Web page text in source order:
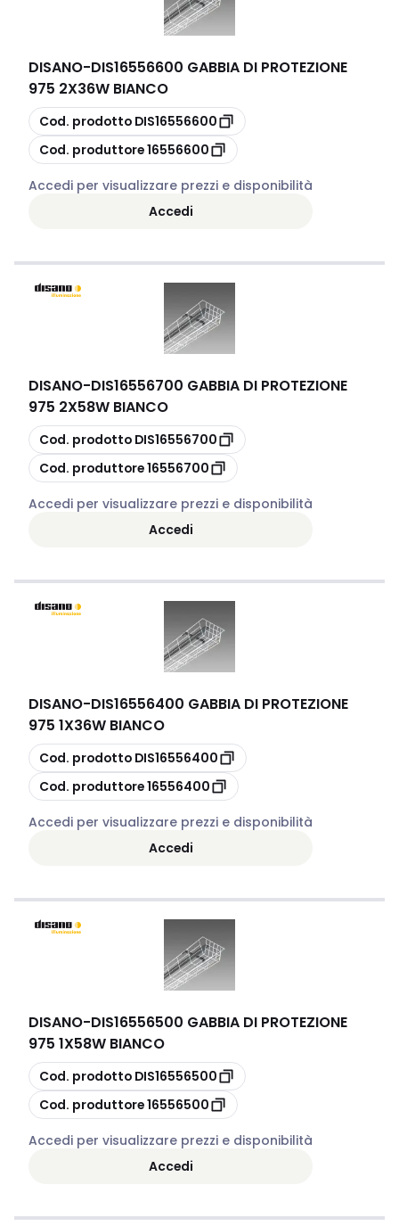
DISANO-DIS16556600 GABBIA DI PROTEZIONE
975 2X36W BIANCO
copia
Cod. prodotto DIS16556600
copia
Cod. produttore16556600
Accedi per visualizzare prezzi e disponibilità
Accedi
DISANO-DIS16556700 GABBIA DI PROTEZIONE
975 2X58W BIANCO
copia
Cod. prodotto DIS16556700
copia
Cod. produttore16556700
Accedi per visualizzare prezzi e disponibilità
Accedi
DISANO-DIS16556400 GABBIA DI PROTEZIONE
975 1X36W BIANCO
copia
Cod. prodotto DIS16556400
copia
Cod. produttore16556400
Accedi per visualizzare prezzi e disponibilità
Accedi
DISANO-DIS16556500 GABBIA DI PROTEZIONE
975 1X58W BIANCO
copia
Cod. prodotto DIS16556500
copia
Cod. produttore16556500
Accedi per visualizzare prezzi e disponibilità
Accedi